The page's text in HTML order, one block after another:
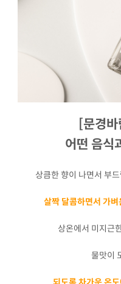
[문경
어떤 음식
상큼한 향이 나면서 부
살짝 달콤하면서 가
상온에서 미지근
물맛이